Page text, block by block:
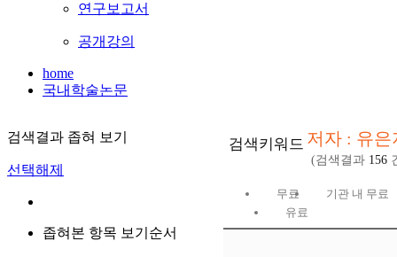
연구보고서
공개강의
home
국내학술논문
검색결과 좁혀 보기
선택해제
좁혀본 항목 보기순서
검색키워드 저자 : 유은
(검색결과 156
무료
기관 내 무료
유료